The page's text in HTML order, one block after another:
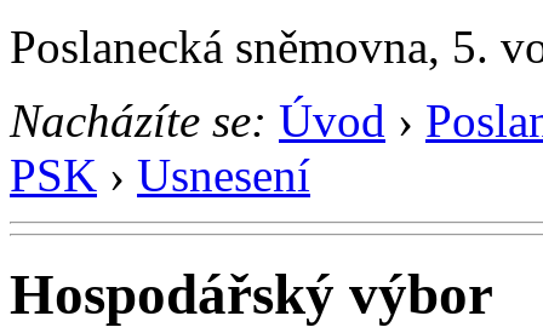
Poslanecká sněmovna, 5.
Nacházíte se: Úvod ›
PSK › Usnesení
Hospodářský výbor